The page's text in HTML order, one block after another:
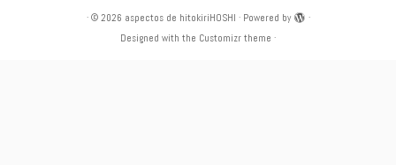
· © 2026 aspectos de hitokiriHOSHI · Powered by
·
Designed with the Customizr theme ·